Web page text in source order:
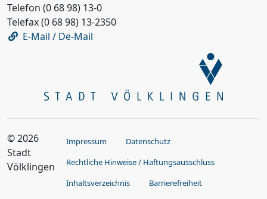
Telefon (0 68 98) 13-0
Telefax (0 68 98) 13-2350
E-Mail / De-Mail
© 2026
Stadt
Völklingen
Impressum
Datenschutz
Rechtliche Hinweise / Haftungsausschluss
Inhaltsverzeichnis
Barrierefreiheit